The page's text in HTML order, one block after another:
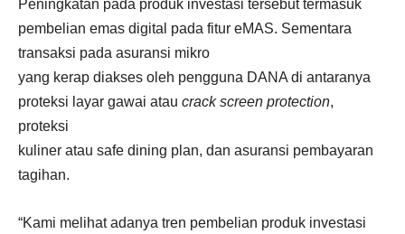
Peningkatan pada produk investasi tersebut termasuk
pembelian emas digital pada fitur eMAS. Sementara
transaksi pada asuransi mikro
yang kerap diakses oleh pengguna DANA di antaranya
proteksi layar gawai atau crack screen protection,
proteksi
kuliner atau safe dining plan, dan asuransi pembayaran
tagihan.
“Kami melihat adanya tren pembelian produk investasi